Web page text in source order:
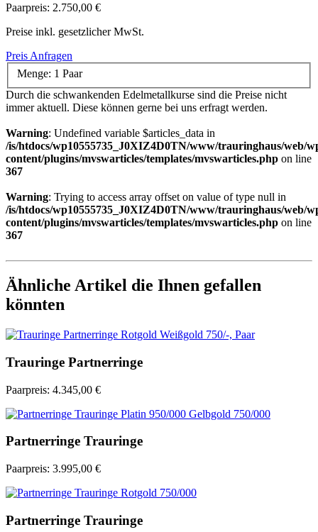
Paarpreis: 2.750,00 €
Preise inkl. gesetzlicher MwSt.
Preis Anfragen
Menge: 1 Paar
Durch die schwankenden Edelmetallkurse sind die Preise nicht
immer aktuell. Diese können gerne bei uns erfragt werden.
Warning: Undefined variable $articles_data in
/is/htdocs/wp10555735_J0XIZ4D0TN/www/trauringhaus/web/
content/plugins/mvswarticles/templates/mvswarticles.php on line
367
Warning: Trying to access array offset on value of type null in
/is/htdocs/wp10555735_J0XIZ4D0TN/www/trauringhaus/web/
content/plugins/mvswarticles/templates/mvswarticles.php on line
367
Ähnliche Artikel die Ihnen gefallen
könnten
Trauringe Partnerringe
Paarpreis: 4.345,00 €
Partnerringe Trauringe
Paarpreis: 3.995,00 €
Partnerringe Trauringe